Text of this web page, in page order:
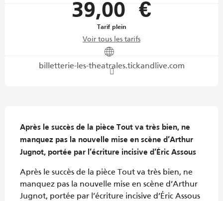
39,00 €
Tarif plein
Voir tous les tarifs
billetterie-les-theatrales.tickandlive.com
Après le succès de la pièce Tout va très bien, ne
manquez pas la nouvelle mise en scène d’Arthur
Jugnot, portée par l’écriture incisive d’Éric Assous
Après le succès de la pièce Tout va très bien, ne
manquez pas la nouvelle mise en scène d’Arthur
Jugnot, portée par l’écriture incisive d’Éric Assous